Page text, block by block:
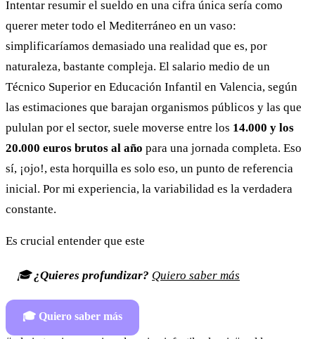
Intentar resumir el sueldo en una cifra única sería como
querer meter todo el Mediterráneo en un vaso:
simplificaríamos demasiado una realidad que es, por
naturaleza, bastante compleja. El salario medio de un
Técnico Superior en Educación Infantil en Valencia, según
las estimaciones que barajan organismos públicos y las que
pululan por el sector, suele moverse entre los 14.000 y los
20.000 euros brutos al año para una jornada completa. Eso
sí, ¡ojo!, esta horquilla es solo eso, un punto de referencia
inicial. Por mi experiencia, la variabilidad es la verdadera
constante.
Es crucial entender que este
🎓¿Quieres profundizar? Quiero saber más
🎓 Quiero saber más